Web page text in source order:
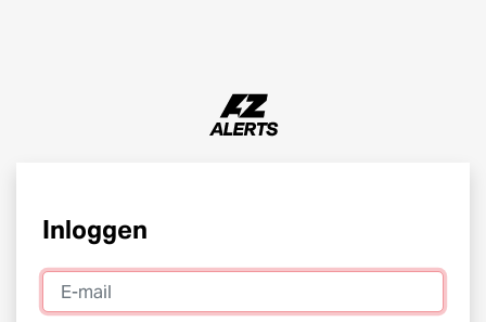
Inloggen
E-mail